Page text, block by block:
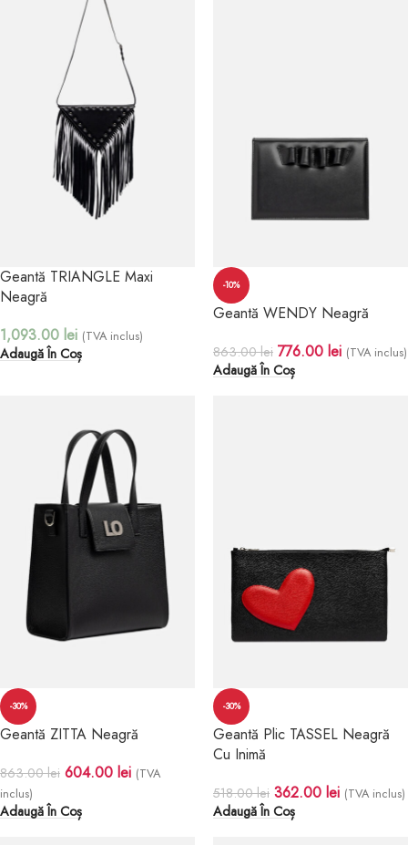
Geantă TRIANGLE Maxi
Neagră
1,093.00 lei (TVA inclus)
Adaugă În Coș
-10%
Geantă WENDY Neagră
863.00lei 776.00 lei (TVA inclus)
Adaugă În Coș
-30%
Geantă ZITTA Neagră
863.00lei 604.00 lei (TVA
inclus)
Adaugă În Coș
-30%
Geantă Plic TASSEL Neagră
Cu Inimă
518.00lei 362.00 lei (TVA inclus)
Adaugă În Coș